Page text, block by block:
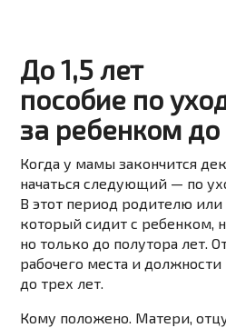
До 1,5 лет
пособие по
за ребенком до
Когда у мамы закончится
начаться следующий — по
В этот период родителю
который сидит с ребенком,
но только до полутора лет.
рабочего места и
до трех лет.
Кому положено. Матери,